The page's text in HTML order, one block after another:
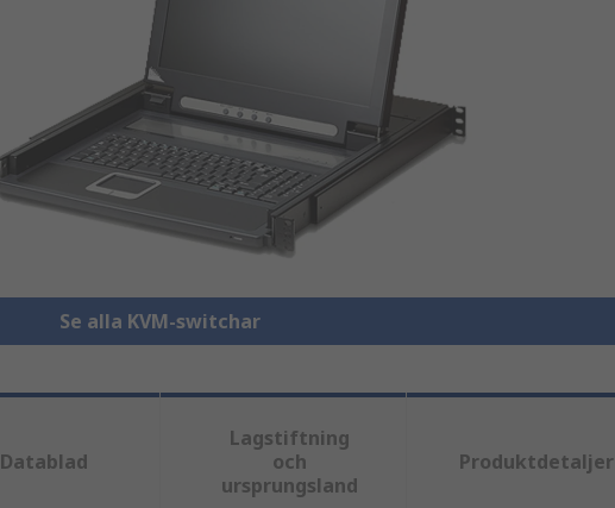
Se alla KVM-switchar
Datablad
Lagstiftning
och
ursprungsland
Produktdetaljer